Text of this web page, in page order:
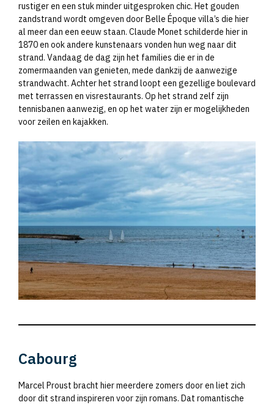
rustiger en een stuk minder uitgesproken chic. Het gouden
zandstrand wordt omgeven door Belle Époque villa’s die hier
al meer dan een eeuw staan. Claude Monet schilderde hier in
1870 en ook andere kunstenaars vonden hun weg naar dit
strand. Vandaag de dag zijn het families die er in de
zomermaanden van genieten, mede dankzij de aanwezige
strandwacht. Achter het strand loopt een gezellige boulevard
met terrassen en visrestaurants. Op het strand zelf zijn
tennisbanen aanwezig, en op het water zijn er mogelijkheden
voor zeilen en kajakken.
Cabourg
Marcel Proust bracht hier meerdere zomers door en liet zich
door dit strand inspireren voor zijn romans. Dat romantische